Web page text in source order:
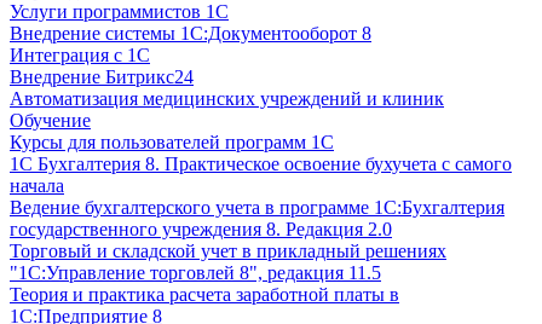
Услуги программистов 1С
Внедрение системы 1С:Документооборот 8
Интеграция с 1С
Внедрение Битрикс24
Автоматизация медицинских учреждений и клиник
Обучение
Курсы для пользователей программ 1С
1С Бухгалтерия 8. Практическое освоение бухучета с самого
начала
Ведение бухгалтерского учета в программе 1С:Бухгалтерия
государственного учреждения 8. Редакция 2.0
Торговый и складской учет в прикладный решениях
"1С:Управление торговлей 8", редакция 11.5
Теория и практика расчета заработной платы в
1С:Предприятие 8